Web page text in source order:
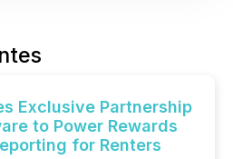
Exclusive Partnership
to Power Rewards
for Renters